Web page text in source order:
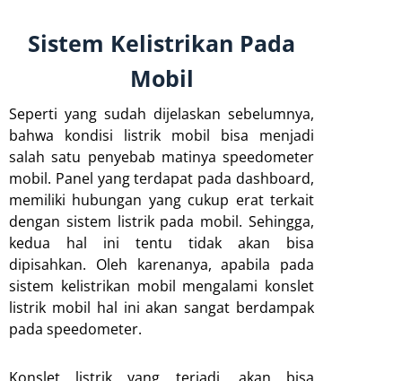
Sistem Kelistrikan Pada
Mobil
Seperti yang sudah dijelaskan sebelumnya,
bahwa kondisi listrik mobil bisa menjadi
salah satu penyebab matinya speedometer
mobil. Panel yang terdapat pada dashboard,
memiliki hubungan yang cukup erat terkait
dengan sistem listrik pada mobil. Sehingga,
kedua hal ini tentu tidak akan bisa
dipisahkan. Oleh karenanya, apabila pada
sistem kelistrikan mobil mengalami konslet
listrik mobil hal ini akan sangat berdampak
pada speedometer.